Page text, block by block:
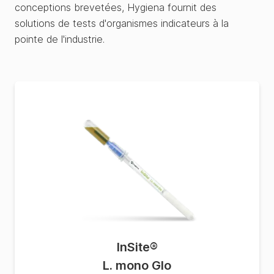
conceptions brevetées, Hygiena fournit des
solutions de tests d'organismes indicateurs à la
pointe de l'industrie.
InSite®
L. mono Glo